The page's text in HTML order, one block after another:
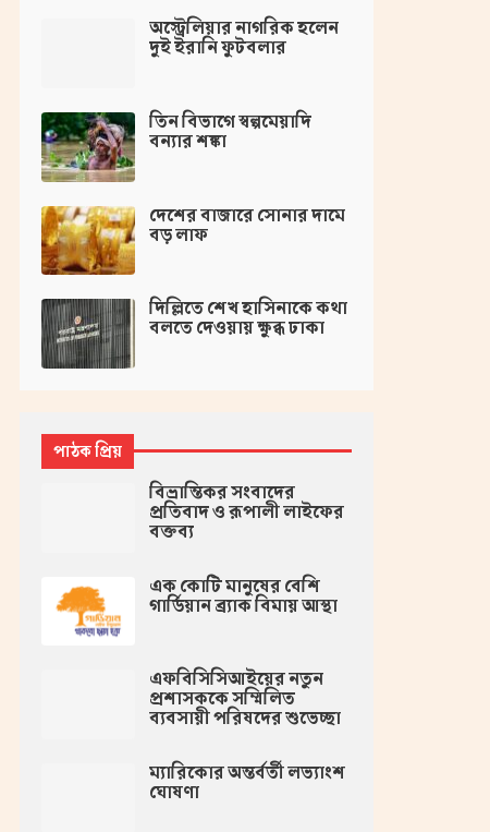
অস্ট্রেলিয়ার নাগরিক হলেন
দুই ইরানি ফুটবলার
তিন বিভাগে স্বল্পমেয়াদি
বন্যার শঙ্কা
দেশের বাজারে সোনার দামে
বড় লাফ
দিল্লিতে শেখ হাসিনাকে কথা
বলতে দেওয়ায় ক্ষুব্ধ ঢাকা
পাঠক প্রিয়
বিভ্রান্তিকর সংবাদের
প্রতিবাদ ও রূপালী লাইফের
বক্তব্য
এক কোটি মানুষের বেশি
গার্ডিয়ান ব্র্যাক বিমায় আস্থা
এফবিসিসিআইয়ের নতুন
প্রশাসককে সম্মিলিত
ব্যবসায়ী পরিষদের শুভেচ্ছা
ম্যারিকোর অন্তর্বর্তী লভ্যাংশ
ঘোষণা